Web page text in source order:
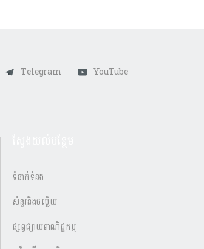
Telegram YouTube
ទំនាក់ទំនង
សំនួរនិងចម្លើយ
ផ្សព្វផ្សាយពាណិជ្ជកម្ម